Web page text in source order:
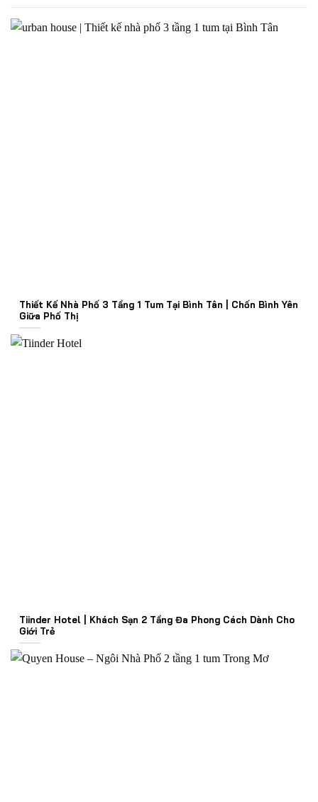
Thiết Kế Nhà Phố 3 Tầng 1 Tum Tại Bình Tân | Chốn Bình Yên
Giữa Phố Thị
Tiinder Hotel | Khách Sạn 2 Tầng Đa Phong Cách Dành Cho
Giới Trẻ